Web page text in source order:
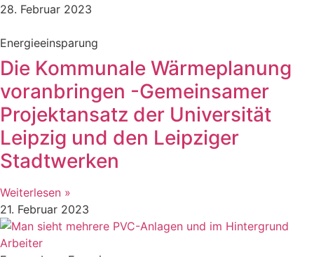
28. Februar 2023
Energieeinsparung
Die Kommunale Wärmeplanung
voranbringen -Gemeinsamer
Projektansatz der Universität
Leipzig und den Leipziger
Stadtwerken
Weiterlesen »
21. Februar 2023